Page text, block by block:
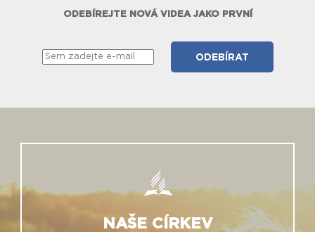
ODEBÍREJTE NOVÁ VIDEA JAKO PRVNÍ
NAŠE CÍRKEV